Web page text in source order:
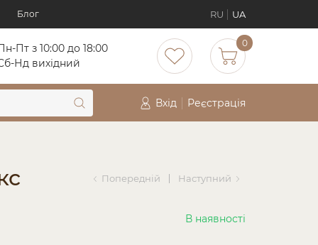
Блог RU UA
Пт з 10:00 до 18:00
Нд вихідний
0
Вхід Реєстрація
Попередній Наступний
В наявності